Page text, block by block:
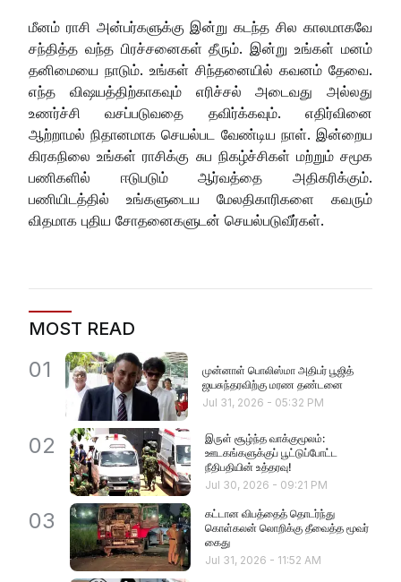
மீனம் ராசி அன்பர்களுக்கு இன்று கடந்த சில காலமாகவே
சந்தித்த வந்த பிரச்சனைகள் தீரும். இன்று உங்கள் மனம்
தனிமையை நாடும். உங்கள் சிந்தனையில் கவனம் தேவை.
எந்த விஷயத்திற்காகவும் எரிச்சல் அடைவது அல்லது
உணர்ச்சி வசப்படுவதை தவிர்க்கவும். எதிர்வினை
ஆற்றாமல் நிதானமாக செயல்பட வேண்டிய நாள். இன்றைய
கிரகநிலை உங்கள் ராசிக்கு சுப நிகழ்ச்சிகள் மற்றும் சமூக
பணிகளில் ஈடுபடும் ஆர்வத்தை அதிகரிக்கும்.
பணியிடத்தில் உங்களுடைய மேலதிகாரிகளை கவரும்
விதமாக புதிய சோதனைகளுடன் செயல்படுவீர்கள்.
MOST READ
01
முன்னாள் பொலிஸ்மா அதிபர் பூஜித்
ஜயசுந்தரவிற்கு மரண தண்டனை
Jul 31, 2026 - 05:32 PM
02
இருள் சூழ்ந்த வாக்குமூலம்:
ஊடகங்களுக்குப் பூட்டுப்போட்ட
நீதிபதியின் உத்தரவு!
Jul 30, 2026 - 09:21 PM
03
கட்டான விபத்தைத் தொடர்ந்து
கொள்கலன் லொறிக்கு தீவைத்த மூவர்
கைது
Jul 31, 2026 - 11:52 AM